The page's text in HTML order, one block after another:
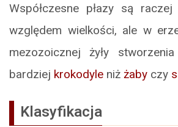
Współczesne płazy są
względem wielkości, ale w
mezozoicznej żyły
bardziej krokodyle niż żaby czy
Klasyfikacja